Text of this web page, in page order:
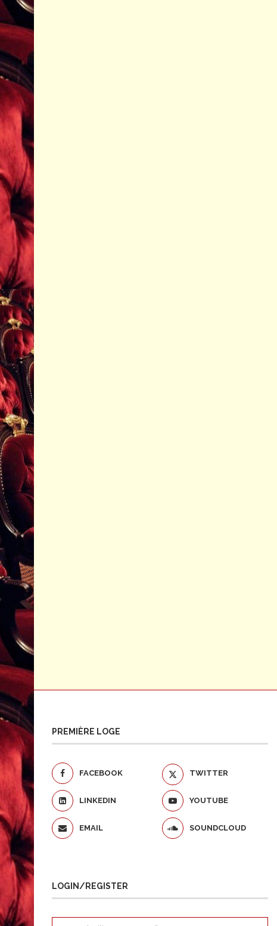
PREMIÈRE LOGE
FACEBOOK TWITTER
LINKEDIN YOUTUBE
EMAIL SOUNDCLOUD
LOGIN/REGISTER